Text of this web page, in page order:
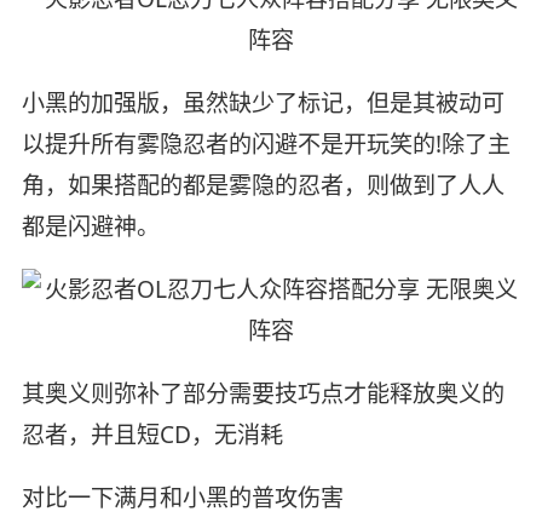
小黑的加强版，虽然缺少了标记，但是其被动可
以提升所有雾隐忍者的闪避不是开玩笑的!除了主
角，如果搭配的都是雾隐的忍者，则做到了人人
都是闪避神。
其奥义则弥补了部分需要技巧点才能释放奥义的
忍者，并且短CD，无消耗
对比一下满月和小黑的普攻伤害